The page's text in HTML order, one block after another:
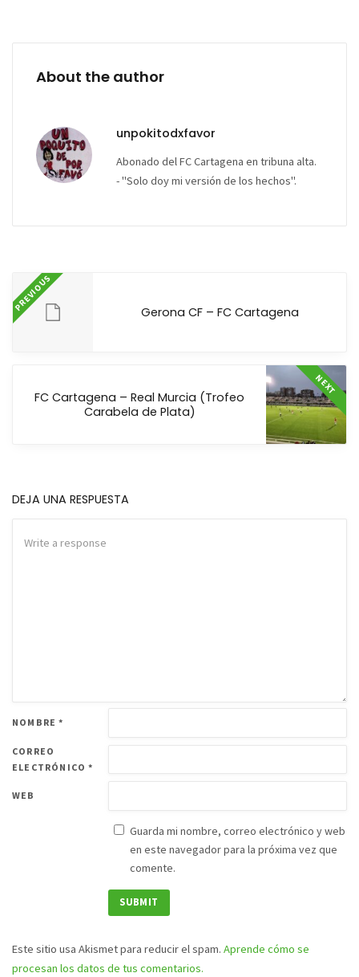
About the author
unpokitodxfavor
Abonado del FC Cartagena en tribuna alta.
- "Solo doy mi versión de los hechos".
PREVIOUS Gerona CF – FC Cartagena
NEXT
FC Cartagena – Real Murcia (Trofeo
Carabela de Plata)
DEJA UNA RESPUESTA
NOMBRE*
CORREO
ELECTRÓNICO*
WEB
Guarda mi nombre, correo electrónico y web
en este navegador para la próxima vez que
comente.
Este sitio usa Akismet para reducir el spam. Aprende cómo se
procesan los datos de tus comentarios.